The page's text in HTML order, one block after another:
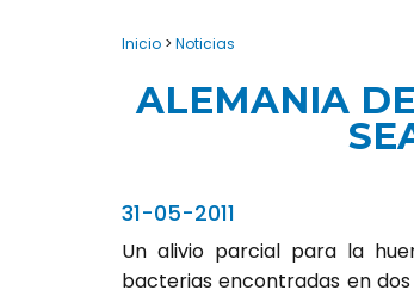
Inicio > Noticias
ALEMANIA
31-05-2011
Un alivio parcial para la
bacterias encontradas en